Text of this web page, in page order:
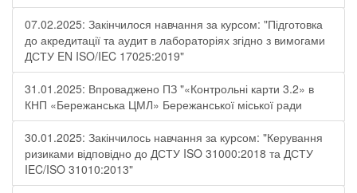
07.02.2025: Закінчилося навчання за курсом: "Підготовка
до акредитації та аудит в лабораторіях згідно з вимогами
ДСТУ EN ISO/IEC 17025:2019"
31.01.2025: Впроваджено ПЗ "«Контрольні карти 3.2» в
КНП «Бережанська ЦМЛ» Бережанської міської ради
30.01.2025: Закінчилось навчання за курсом: "Керування
ризиками відповідно до ДСТУ ISO 31000:2018 та ДСТУ
IEC/ISO 31010:2013"